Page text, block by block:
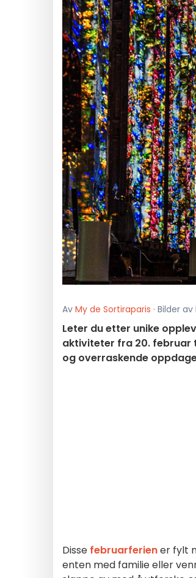
Av My de Sortiraparis · Bilder
Leter du etter unike
aktiviteter fra 20. februar
og overraskende
Disse februarferiener fylt
enten med familie eller